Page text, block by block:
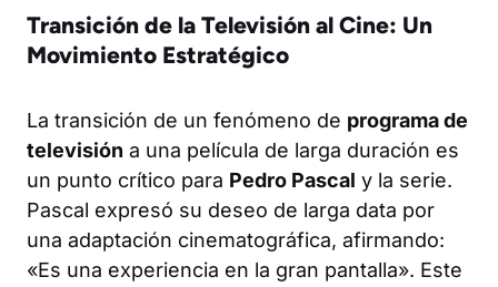
Transición de la Televisión al Cine: Un
Movimiento Estratégico
La transición de un fenómeno de programa de
televisión a una película de larga duración es
un punto crítico para Pedro Pascal y la serie.
Pascal expresó su deseo de larga data por
una adaptación cinematográfica, afirmando:
«Es una experiencia en la gran pantalla». Este